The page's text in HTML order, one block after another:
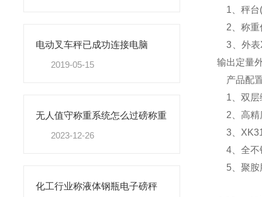
电动叉车秤已成功连接电脑
2019-05-15
无人值守称重系统怎么过磅称重
2023-12-26
化工行业称液体钢瓶电子磅秤
1、秤台(
2、称重
3、外表
输出定量
产品配
1、双层
2、高精
3、
4、全不
5、聚胺